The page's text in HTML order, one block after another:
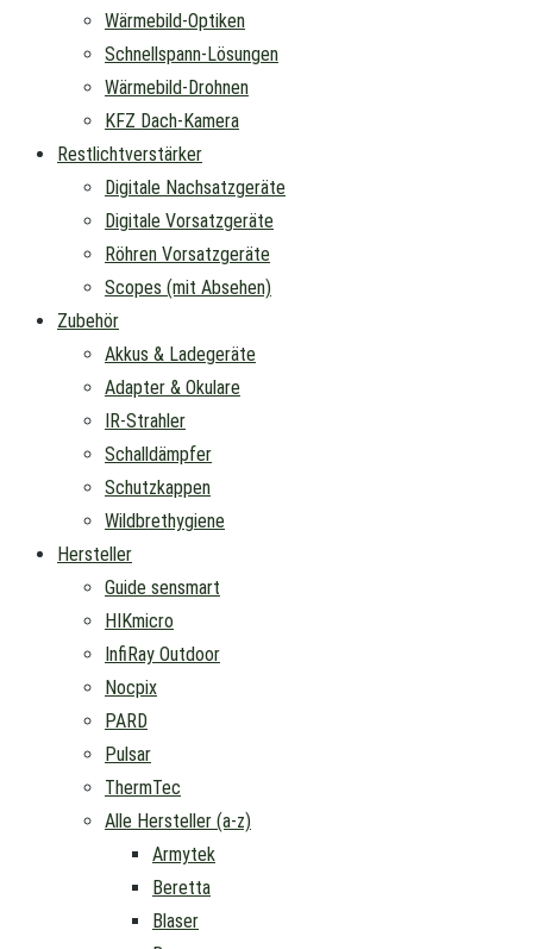
Wärmebild-Optiken
Schnellspann-Lösungen
Wärmebild-Drohnen
KFZ Dach-Kamera
Restlichtverstärker
Digitale Nachsatzgeräte
Digitale Vorsatzgeräte
Röhren Vorsatzgeräte
Scopes (mit Absehen)
Zubehör
Akkus & Ladegeräte
Adapter & Okulare
IR-Strahler
Schalldämpfer
Schutzkappen
Wildbrethygiene
Hersteller
Guide sensmart
HIKmicro
InfiRay Outdoor
Nocpix
PARD
Pulsar
ThermTec
Alle Hersteller (a-z)
Armytek
Beretta
Blaser